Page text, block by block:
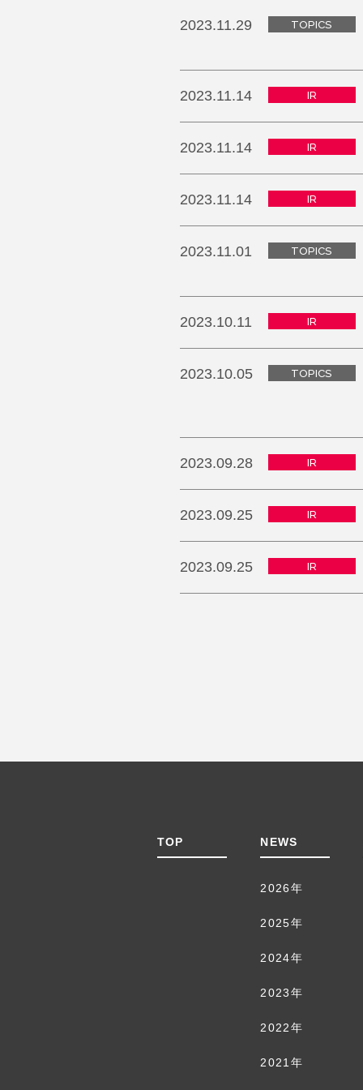
2023.11.29 TOPICS
2023.11.14 IR
2023.11.14 IR
2023.11.14 IR
2023.11.01 TOPICS
2023.10.11 IR
2023.10.05 TOPICS
2023.09.28 IR
2023.09.25 IR
2023.09.25 IR
TOP NEWS
2026年
2025年
2024年
2023年
2022年
2021年